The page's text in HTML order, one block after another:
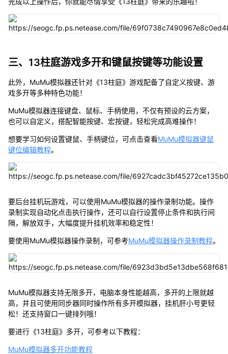
三、13柱庭游戏多开和键鼠按键等功能设置
此外，MuMu模拟器还针对《13柱庭》游戏配备了自定义按键、游
戏多开等多种特色功能！
MuMu模拟器连接键盘、鼠标、手柄使用，不仅有预设的云方案，
也可以自定义，搭配智能按键、宏按键，轻松完成高难操作！
想要学习如何设置键鼠、手柄键位，可点击查看MuMu模拟器键鼠
键位编辑教程。
要后台挂机玩游戏，可以使用MuMu模拟器的操作录制功能。操作
录制实现自动化点击执行操作，还可以自行设置停止条件和执行间
隔，解放双手，大幅度提升挂机效率和稳定性！
要使用MuMu模拟器操作录制，可参考MuMu模拟器操作录制教程。
MuMu模拟器支持无限多开，电脑本身性能越高，多开的上限就越
高，并且可使用同步器同时操作所有多开模拟器，挂机肝小号更轻
松！还支持窗口一键排列哦！
要进行《13柱庭》多开，可参考以下教程：
MuMu模拟器多开功能教程